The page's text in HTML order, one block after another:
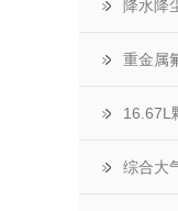
降水降
重金属
16.67L
综合大